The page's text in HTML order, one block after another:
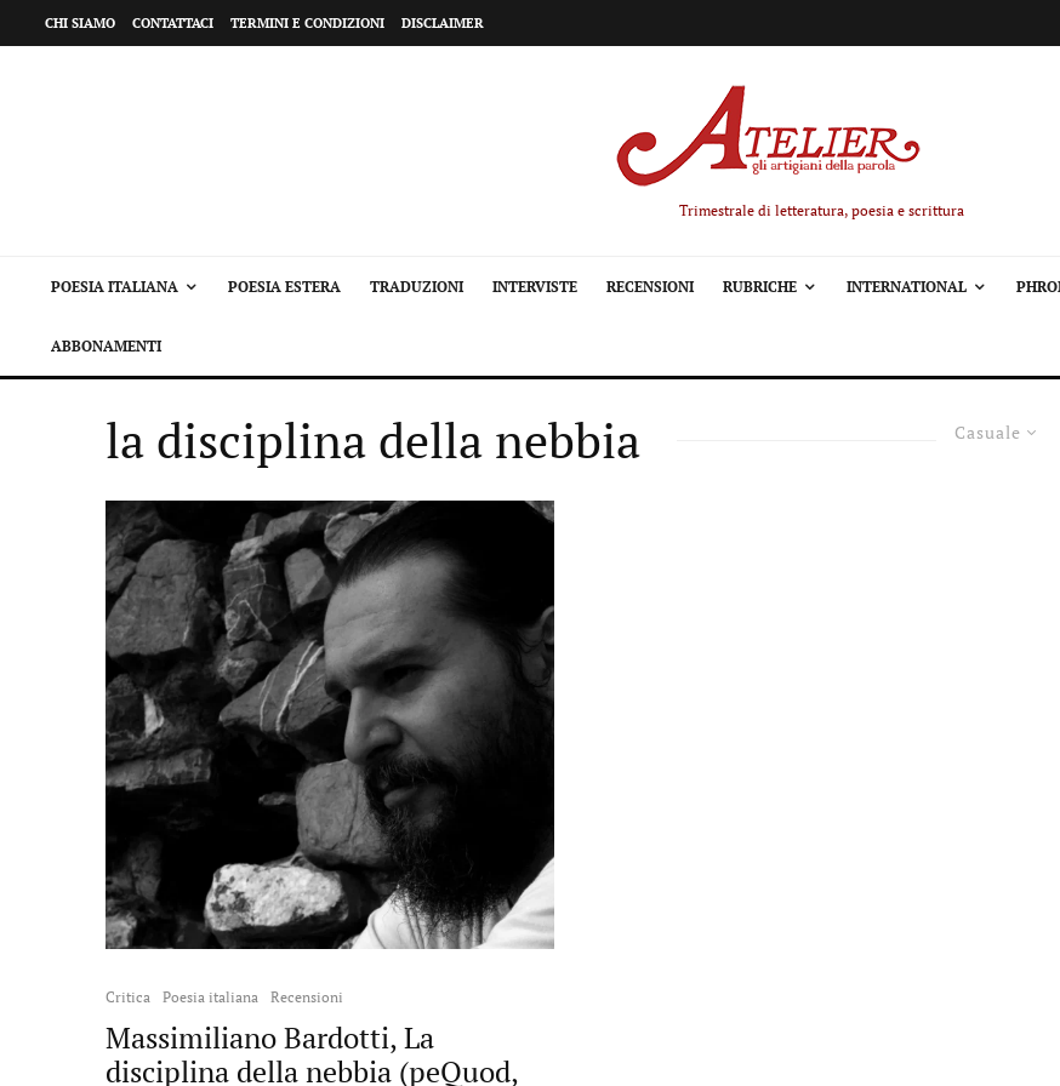
CHI SIAMO CONTATTACI TERMINI E CONDIZIONI DISCLAIMER
Trimestrale di letteratura, poesia e scrittura
POESIA ITALIANA POESIA ESTERA TRADUZIONI INTERVISTE RECENSIONI RUBRICHE INTERNATIONAL
ABBONAMENTI
Casuale
la disciplina della nebbia
Critica Poesia italiana Recensioni
Massimiliano Bardotti, La
disciplina della nebbia (peQuod,